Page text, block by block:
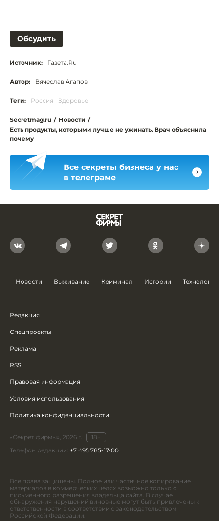
Обсудить
Источник: Газета.Ru
Автор: Вячеслав Агапов
Теги: Россия Здоровье
Secretmag.ru / Новости /
Есть продукты, которыми лучше не ужинать. Врач объяснила
почему
Все секреты бизнеса у нас
в телеграме
Новости Выживание Криминал Истории Технологии
Редакция
Спецпроекты
Реклама
RSS
Правовая информация
Условия использования
Политика конфиденциальности
«Секрет фирмы», 2026 г.
18+
Телефон редакции: +7 495 785-17-00
Все права защищены. Полное или частичное копирование
материалов в коммерческих целях возможно только с
письменного разрешения владельца сайта. В случае
обнаружения нарушений виновные могут быть привлечены к
ответственности в соответствии с законодательством
Российской Федерации.